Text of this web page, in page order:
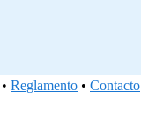
• Reglamento • Contacto